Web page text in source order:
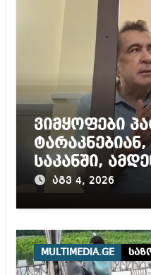
ვიმყოფები
საკანში,
სამარტოო
მოთავსება,
წამებას და
მოპყრობას –
აგვ 4, 2026
MULTIMEDIA.GE